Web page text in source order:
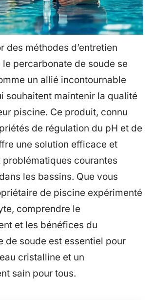
des méthodes d’entretien
percarbonate de soude se
un allié incontournable
souhaitent maintenir la qualité
piscine. Ce produit, connu
de régulation du pH et de
une solution efficace et
problématiques courantes
les bassins. Que vous
de piscine expérimenté
comprendre le
et les bénéfices du
de soude est essentiel pour
cristalline et un
sain pour tous.